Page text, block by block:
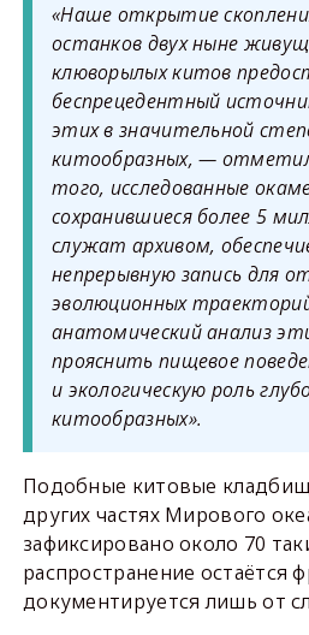
«Наше открытие
останков двух ныне
клюворылых китов
беспрецедентный
этих в значительной
китообразных, —
того, исследованные
сохранившиеся более 5
служат архивом,
непрерывную запись для
эволюционных
анатомический анализ
прояснить пищевое
и экологическую роль
китообразных».
Подобные китовые
других частях Мирового
зафиксировано около 70
распространение остаётся
документируется лишь от